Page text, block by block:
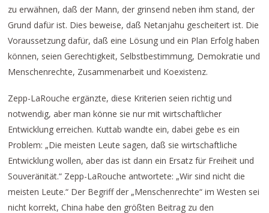
zu erwähnen, daß der Mann, der grinsend neben ihm stand, der
Grund dafür ist. Dies beweise, daß Netanjahu gescheitert ist. Die
Voraussetzung dafür, daß eine Lösung und ein Plan Erfolg haben
können, seien Gerechtigkeit, Selbstbestimmung, Demokratie und
Menschenrechte, Zusammenarbeit und Koexistenz.
Zepp-LaRouche ergänzte, diese Kriterien seien richtig und
notwendig, aber man könne sie nur mit wirtschaftlicher
Entwicklung erreichen. Kuttab wandte ein, dabei gebe es ein
Problem: „Die meisten Leute sagen, daß sie wirtschaftliche
Entwicklung wollen, aber das ist dann ein Ersatz für Freiheit und
Souveränität.“ Zepp-LaRouche antwortete: „Wir sind nicht die
meisten Leute.“ Der Begriff der „Menschenrechte“ im Westen sei
nicht korrekt, China habe den größten Beitrag zu den